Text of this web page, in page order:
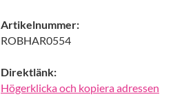
Artikelnummer:
ROBHAR0554
Direktlänk:
Högerklicka och kopiera adressen